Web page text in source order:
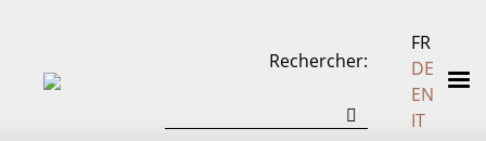
Rechercher
FR
DE
EN
IT